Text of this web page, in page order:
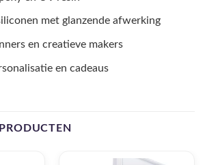
met glanzende afwerking
en creatieve makers
en cadeaus